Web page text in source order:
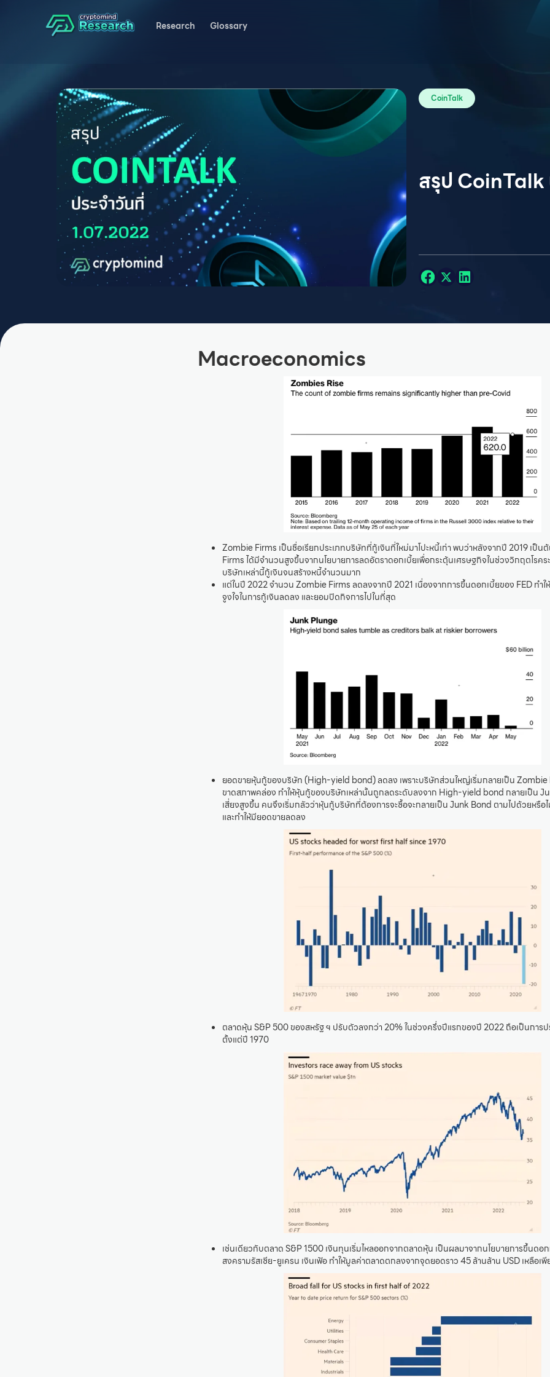
Research Glossary
CoinTalk
สรุป
Macroeconomics
Zombie Firms เป็นชื่อเรียกประเภทบริษัทที่กู้เงินที่ใหม่มาโปะหนี้เก่า พบว่าหลังจากปี 2019 เป็
Firms ได้มีจำนวนสูงขึ้นจากนโยบายการลดอัตราดอกเบี้ยเพื่อกระตุ้นเศรษฐกิจในช่วงวิกฤตโรคร
บริษัทเหล่านี้กู้เงินจนสร้างหนี้จำนวนมาก
แต่ในปี 2022 จำนวน Zombie Firms ลดลงจากปี 2021 เนื่องจากการขึ้นดอกเบี้ยของ FED ทำใ
จูงใจในการกู้เงินลดลง และยอมปิดกิจการไปในที่สุด
ยอดขายหุ้นกู้ของบริษัท (High-yield bond) ลดลง เพราะบริษัทส่วนใหญ่เริ่มกลายเป็น Zombie
ขาดสภาพคล่อง ทำให้หุ้นกู้ของบริษัทเหล่านั้นถูกลดระดับลงจาก High-yield bond กลายเป็น
เสี่ยงสูงขึ้น คนจึงเริ่มกลัวว่าหุ้นกู้บริษัทที่ต้องการจะซื้อจะกลายเป็น Junk Bond ตามไปด้วยหรือ
และทำให้มียอดขายลดลง
ตลาดหุ้น S&P 500 ของสหรัฐ ฯ ปรับตัวลงกว่า 20% ในช่วงครึ่งปีแรกของปี 2022 ถือเป็นการ
ตั้งแต่ปี 1970
เช่นเดียวกับตลาด S&P 1500 เงินทุนเริ่มไหลออกจากตลาดหุ้น เป็นผลมาจากนโยบายการขึ้นดอ
สงครามรัสเซีย-ยูเครน เงินเฟ้อ ทำให้มูลค่าตลาดตกลงจากจุดยอดราว 45 ล้านล้าน USD เหลือเ